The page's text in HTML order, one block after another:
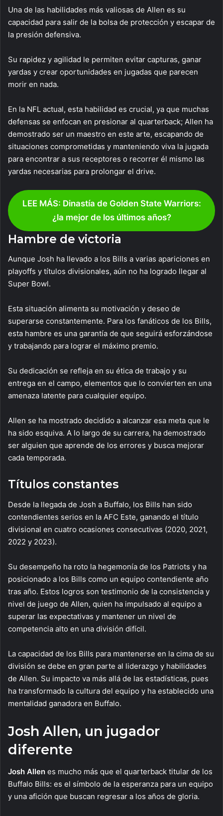
Una de las habilidades más valiosas de Allen es su
capacidad para salir de la bolsa de protección y escapar de
la presión defensiva.
Su rapidez y agilidad le permiten evitar capturas, ganar
yardas y crear oportunidades en jugadas que parecen
morir en nada.
En la NFL actual, esta habilidad es crucial, ya que muchas
defensas se enfocan en presionar al quarterback; Allen ha
demostrado ser un maestro en este arte, escapando de
situaciones comprometidas y manteniendo viva la jugada
para encontrar a sus receptores o recorrer él mismo las
yardas necesarias para prolongar el drive.
LEE MÁS: Dinastía de Golden State Warriors:
¿la mejor de los últimos años?
Hambre de victoria
Aunque Josh ha llevado a los Bills a varias apariciones en
playoffs y títulos divisionales, aún no ha logrado llegar al
Super Bowl.
Esta situación alimenta su motivación y deseo de
superarse constantemente. Para los fanáticos de los Bills,
esta hambre es una garantía de que seguirá esforzándose
y trabajando para lograr el máximo premio.
Su dedicación se refleja en su ética de trabajo y su
entrega en el campo, elementos que lo convierten en una
amenaza latente para cualquier equipo.
Allen se ha mostrado decidido a alcanzar esa meta que le
ha sido esquiva. A lo largo de su carrera, ha demostrado
ser alguien que aprende de los errores y busca mejorar
cada temporada.
Títulos constantes
Desde la llegada de Josh a Buffalo, los Bills han sido
contendientes serios en la AFC Este, ganando el título
divisional en cuatro ocasiones consecutivas (2020, 2021,
2022 y 2023).
Su desempeño ha roto la hegemonía de los Patriots y ha
posicionado a los Bills como un equipo contendiente año
tras año. Estos logros son testimonio de la consistencia y
nivel de juego de Allen, quien ha impulsado al equipo a
superar las expectativas y mantener un nivel de
competencia alto en una división difícil.
La capacidad de los Bills para mantenerse en la cima de su
división se debe en gran parte al liderazgo y habilidades
de Allen. Su impacto va más allá de las estadísticas, pues
ha transformado la cultura del equipo y ha establecido una
mentalidad ganadora en Buffalo.
Josh Allen, un jugador
diferente
Josh Allen es mucho más que el quarterback titular de los
Buffalo Bills: es el símbolo de la esperanza para un equipo
y una afición que buscan regresar a los años de gloria.